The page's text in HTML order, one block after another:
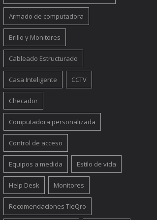
Armado de computadora
Brillo y Monitores
Cableado Estructurado
Casa Inteligente CCTV
Checador
Computadora personalizada
Control de acceso
Equipos a medida Estilo de vida
Help Desk Monitores
Recomendaciones TieQro